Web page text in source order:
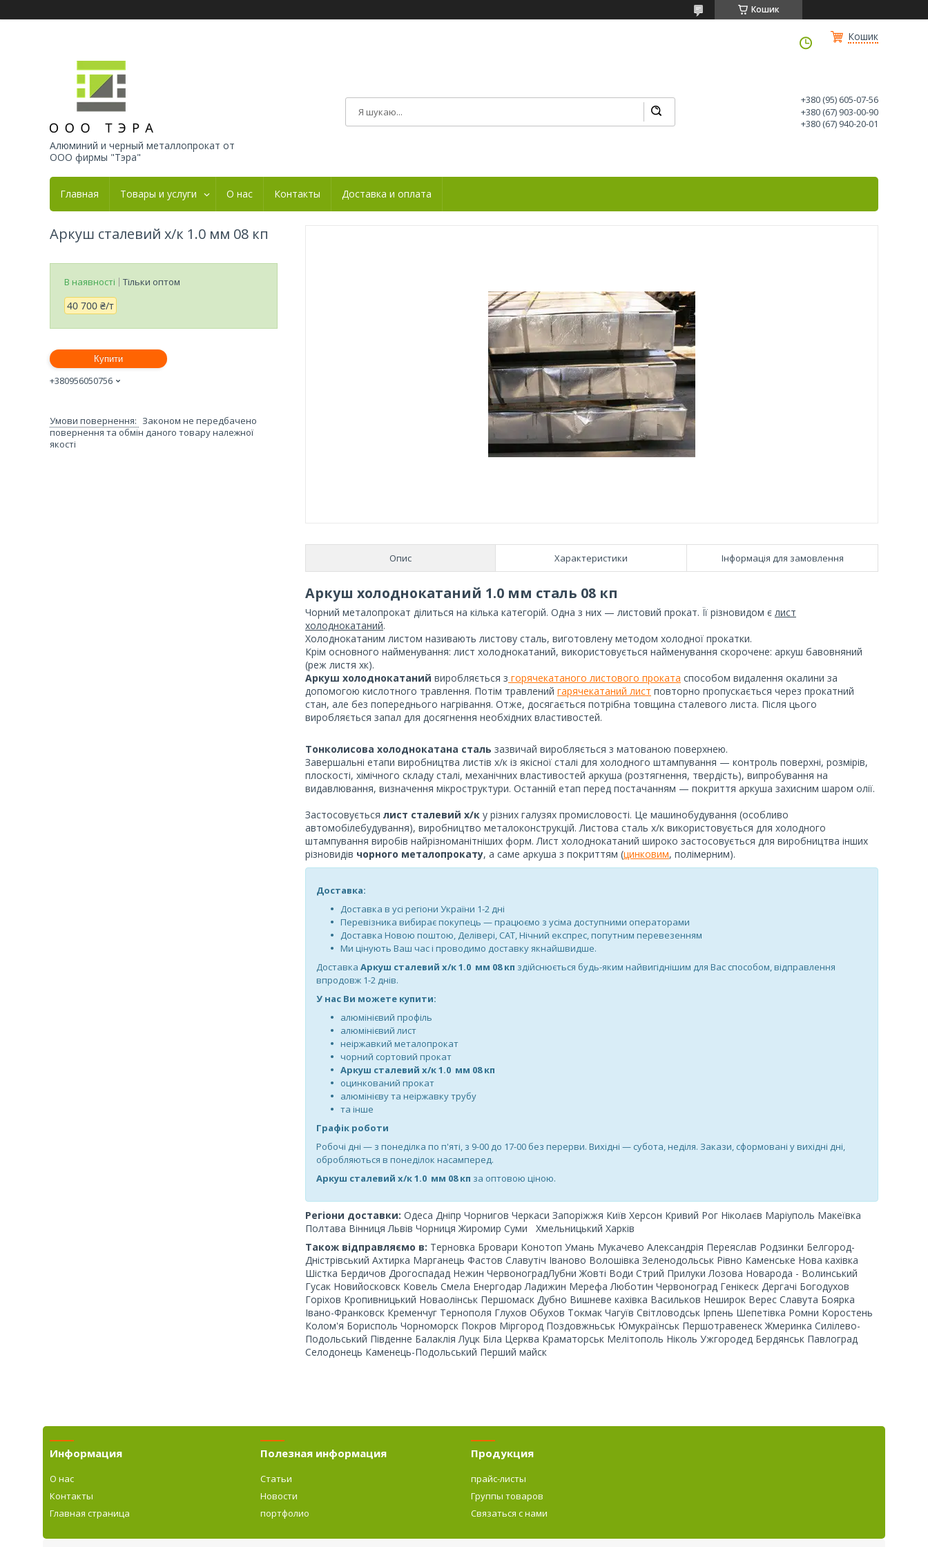
Кошик
Кошик
Алюминий и черный металлопрокат от
ООО фирмы "Тэра"
+380 (95) 605-07-56
+380 (67) 903-00-90
+380 (67) 940-20-01
Главная Товары и услуги О нас Контакты Доставка и оплата
Опис Характеристики Інформація для замовлення
Аркуш холоднокатаний 1.0 мм сталь 08 кп
Чорний металопрокат ділиться на кілька категорій. Одна з них — листовий прокат. Її різновидом є лист
холоднокатаний.
Холоднокатаним листом називають листову сталь, виготовлену методом холодної прокатки.
Крім основного найменування: лист холоднокатаний, використовується найменування скорочене: аркуш бавовняний
(реж листя хк).
Аркуш холоднокатаний виробляється з горячекатаного листового проката способом видалення окалини за
допомогою кислотного травлення. Потім травлений гарячекатаний лист повторно пропускається через прокатний
стан, але без попереднього нагрівання. Отже, досягається потрібна товщина сталевого листа. Після цього
виробляється запал для досягнення необхідних властивостей.
Тонколисова холоднокатана сталь зазвичай виробляється з матованою поверхнею.
Завершальні етапи виробництва листів х/к із якісної сталі для холодного штампування — контроль поверхні, розмірів,
плоскості, хімічного складу сталі, механічних властивостей аркуша (розтягнення, твердість), випробування на
видавлювання, визначення мікроструктури. Останній етап перед постачанням — покриття аркуша захисним шаром олії.
Застосовується лист сталевий х/к у різних галузях промисловості. Це машинобудування (особливо
автомобілебудування), виробництво металоконструкцій. Листова сталь х/к використовується для холодного
штампування виробів найрізноманітніших форм. Лист холоднокатаний широко застосовується для виробництва інших
різновидів чорного металопрокату, а саме аркуша з покриттям (цинковим, полімерним).
Доставка:
Доставка в усі регіони України 1-2 дні
Перевізника вибирає покупець — працюємо з усіма доступними операторами
Доставка Новою поштою, Делівері, САТ, Нічний експрес, попутним перевезенням
Ми цінують Ваш час і проводимо доставку якнайшвидше.
Доставка Аркуш сталевий х/к 1.0 мм 08 кп здійснюється будь-яким найвигіднішим для Вас способом, відправлення
впродовж 1-2 днів.
У нас Ви можете купити:
алюмінієвий профіль
алюмінієвий лист
неіржавкий металопрокат
чорний сортовий прокат
Аркуш сталевий х/к 1.0 мм 08 кп
оцинкований прокат
алюмінієву та неіржавку трубу
та інше
Графік роботи
Робочі дні — з понеділка по п'яті, з 9-00 до 17-00 без перерви. Вихідні — субота, неділя. Закази, сформовані у вихідні дні,
обробляються в понеділок насамперед.
Аркуш сталевий х/к 1.0 мм 08 кп за оптовою ціною.
Регіони доставки: Одеса Дніпр Чорнигов Черкаси Запоріжжя Київ Херсон Кривий Рог Ніколаєв Маріуполь Макеївка
Полтава Вінниця Львів Чорниця Жиромир Суми
Хмельницький Харків
Також відправляємо в: Терновка Бровари Конотоп Умань Мукачево Александрія Переяслав Родзинки Белгород-
Дністрівський Ахтирка Марганець Фастов Славутіч Іваново Волошівка Зеленодольськ Рівно Каменське Нова кахівка
Шістка Бердичов Дрогоспадад Нежин ЧервоноградЛубни Жовті Води Стрий Прилуки Лозова Новарода - Волинський
Гусак Новийосковск Ковель Смела Енергодар Ладижин Мерефа Люботин Червоноград Генікеск Дергачі Богодухов
Горіхов Кропивницький Новаолінськ Першомаск Дубно Вишневе кахівка Васильков Неширок Верес Славута Боярка
Івано-Франковск Кременчуг Тернополя Глухов Обухов Токмак Чагуїв Світловодськ Ірпень Шепетівка Ромни Коростень
Колом'я Борисполь Чорноморск Покров Міргород Поздовжньськ Юмукраїнськ Першотравенеск Жмеринка Силілево-
Подольський Південне Балаклія Луцк Біла Церква Краматорськ Мелітополь Ніколь Ужгородед Бердянськ Павлоград
Селодонець Каменець-Подольський Перший майск
Аркуш сталевий х/к 1.0 мм 08 кп
В наявності Тільки оптом
40 700 ₴/т
Купити
+380956050756
Законом не передбачено
повернення та обмін даного товару належної
якості
Информация
О нас
Контакты
Главная страница
Полезная информация
Статьи
Новости
портфолио
Продукция
прайс-листы
Группы товаров
Связаться с нами